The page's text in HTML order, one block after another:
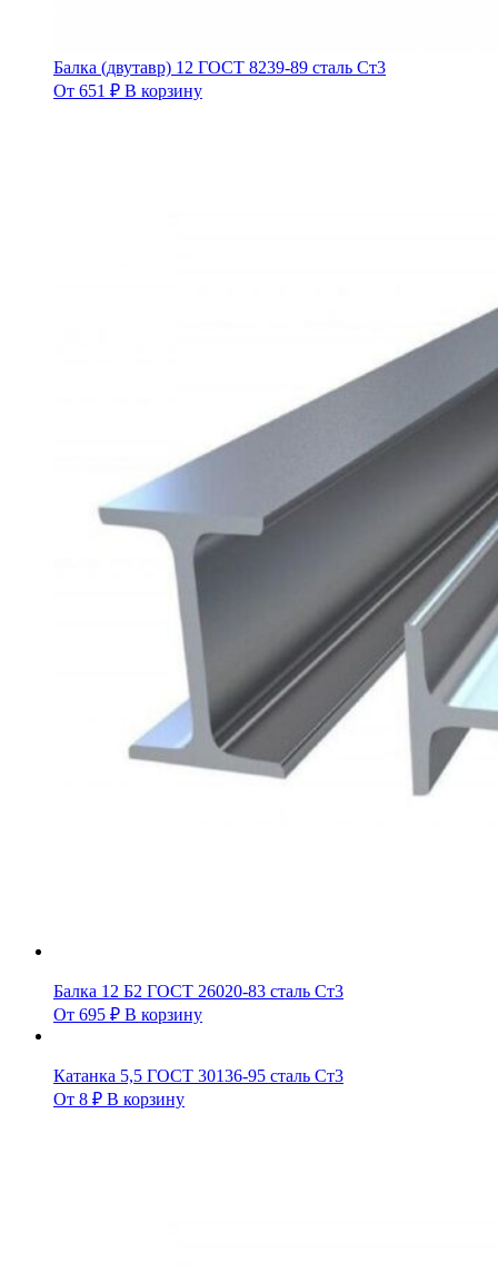
Балка (двутавр) 12 ГОСТ 8239-89 сталь Ст3
От 651 ₽ В корзину
Балка 12 Б2 ГОСТ 26020-83 сталь Ст3
От 695 ₽ В корзину
Катанка 5,5 ГОСТ 30136-95 сталь Ст3
От 8 ₽ В корзину